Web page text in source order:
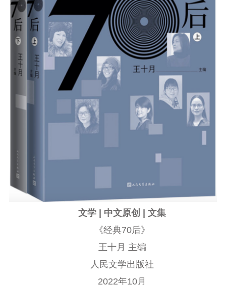
文学 | 中文原创 | 文集
《经典70后》
王十月 主编
人民文学出版社
2022年10月